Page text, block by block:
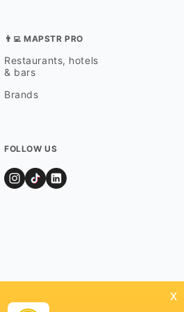
👨‍💻 MAPSTR PRO
Restaurants, hotels
& bars
Brands
FOLLOW US
x